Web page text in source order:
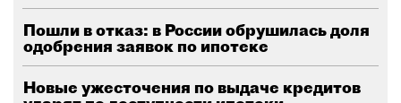
Пошли в отказ: в России обрушилась доля
одобрения заявок по ипотеке
Новые ужесточения по выдаче кредитов